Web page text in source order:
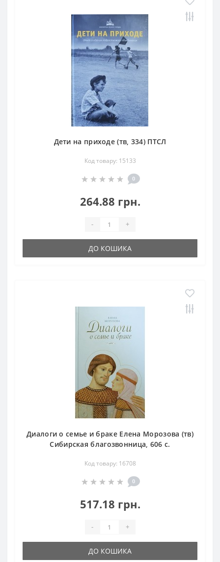
Дети на приходе (тв, 334) ПТСЛ
Код товару: 15133
0
264.88 грн.
- +
ДО КОШИКА
Диалоги о семье и браке Елена Морозова (тв)
Сибирская благозвонница, 606 с.
Код товару: 16708
0
517.18 грн.
- +
ДО КОШИКА